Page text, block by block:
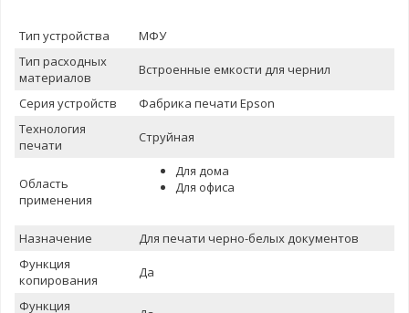
Тип устройства
МФУ
Тип расходных
материалов
Встроенные емкости для чернил
Серия устройств
Фабрика печати Epson
Теxнология
печати
Струйная
Область
применения
Для дома
Для офиса
Назначение
Для печати черно-белых документов
Функция
копирования
Да
Функция